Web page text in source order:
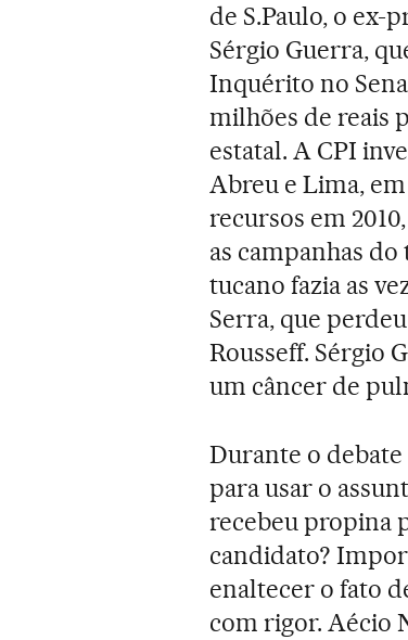
de S.Paulo, o ex-
Sérgio Guerra,
Inquérito no
milhões de reais
estatal. A CPI
Abreu e Lima,
recursos em
as campanhas
tucano fazia as
Serra, que
Rousseff. Sérgio
um câncer de
Durante o
para usar o
recebeu propina
candidato?
enaltecer o fato
com rigor. Aécio